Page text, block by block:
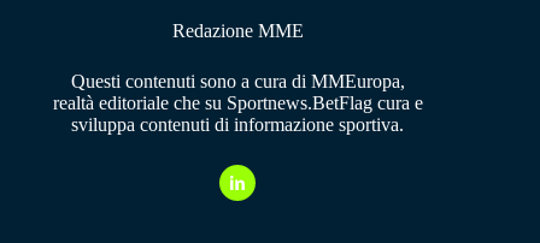
Redazione MME
Questi contenuti sono a cura di MMEuropa,
realtà editoriale che su Sportnews.BetFlag cura e
sviluppa contenuti di informazione sportiva.